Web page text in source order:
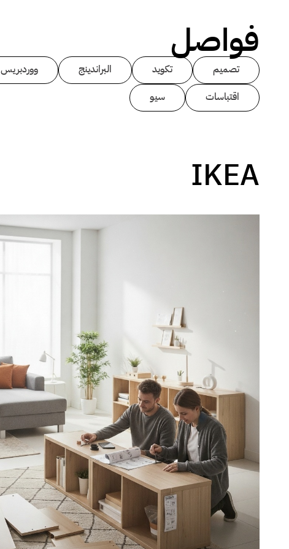
فواصل
تصميم تكويد البراندينج ووردبريس
اقتباسات
سيو
IKEA